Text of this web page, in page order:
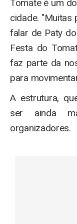
Tomate é um
cidade. "Muitas
falar de Paty
Festa do
faz parte da
para
A estrutura,
ser ainda
organizadores.